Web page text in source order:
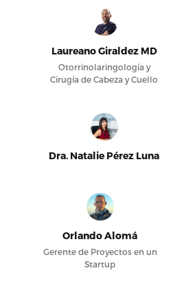
Laureano Giraldez MD
Otorrinolaringología y
Cirugía de Cabeza y Cuello
Dra. Natalie Pérez Luna
Orlando Alomá
Gerente de Proyectos en un
Startup